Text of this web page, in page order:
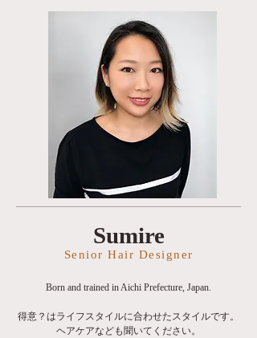
Sumire
Senior Hair Designer
Born and trained in Aichi Prefecture, Japan.
得意？はライフスタイルに合わせたスタイルです。
ヘアケアなども聞いてください。